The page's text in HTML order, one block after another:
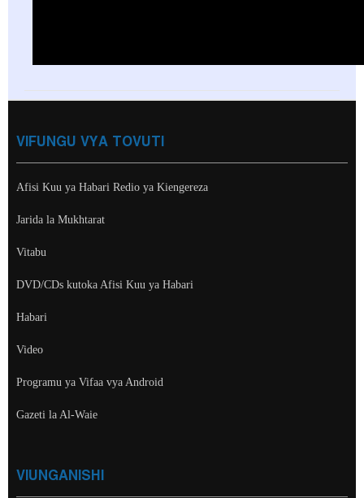
VIFUNGU VYA TOVUTI
Afisi Kuu ya Habari Redio ya Kiengereza
Jarida la Mukhtarat
Vitabu
DVD/CDs kutoka Afisi Kuu ya Habari
Habari
Video
Programu ya Vifaa vya Android
Gazeti la Al-Waie
VIUNGANISHI